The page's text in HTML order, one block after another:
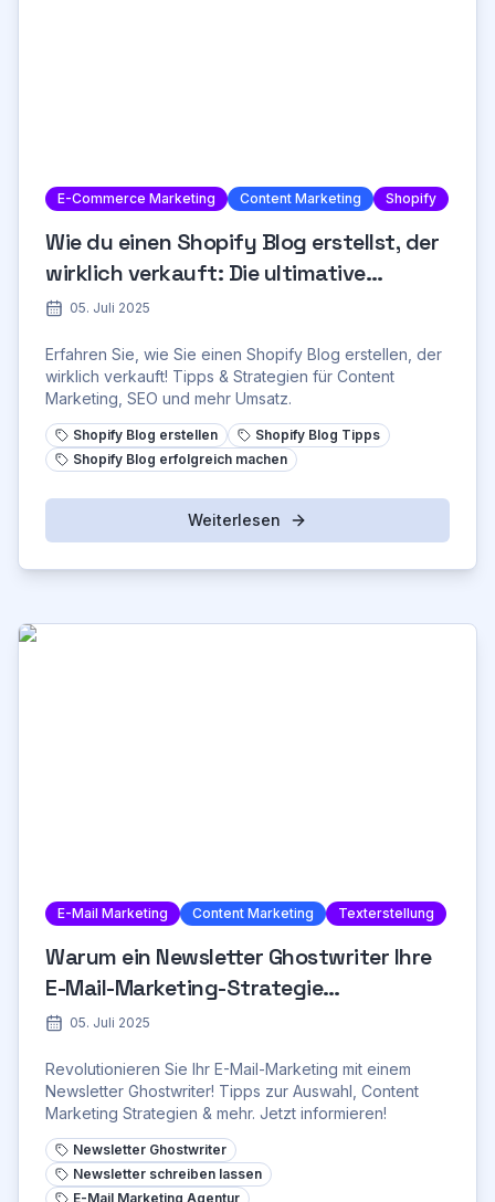
E-Commerce Marketing Content Marketing Shopify
Wie du einen Shopify Blog erstellst, der
wirklich verkauft: Die ultimative
Anleitung
05. Juli 2025
Erfahren Sie, wie Sie einen Shopify Blog erstellen, der
wirklich verkauft! Tipps & Strategien für Content
Marketing, SEO und mehr Umsatz.
Shopify Blog erstellen
Shopify Blog Tipps
Shopify Blog erfolgreich machen
Weiterlesen
E-Mail Marketing Content Marketing Texterstellung
Warum ein Newsletter Ghostwriter Ihre
E-Mail-Marketing-Strategie
revolutionieren kann
05. Juli 2025
Revolutionieren Sie Ihr E-Mail-Marketing mit einem
Newsletter Ghostwriter! Tipps zur Auswahl, Content
Marketing Strategien & mehr. Jetzt informieren!
Newsletter Ghostwriter
Newsletter schreiben lassen
E-Mail Marketing Agentur